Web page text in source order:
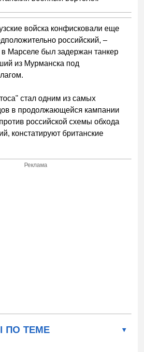
войска конфисковали еще
российский, –
Марселе был задержан танкер
из Мурманска под
стал одним из самых
в продолжающейся кампании
российской схемы обхода
констатируют британские
Реклама
ПО ТЕМЕ